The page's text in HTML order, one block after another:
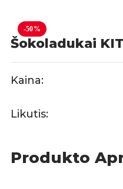
-50%
Šokoladukai
Kaina:
Likutis:
Produkto